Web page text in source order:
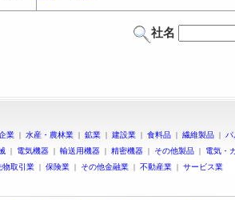
社名
業 | 水産・農林業 | 鉱業 | 建設業 | 食料品 | 繊維製品 |
| 電気機器 | 輸送用機器 | 精密機器 | その他製品 | 電気・
物取引業 | 保険業 | その他金融業 | 不動産業 | サービス業